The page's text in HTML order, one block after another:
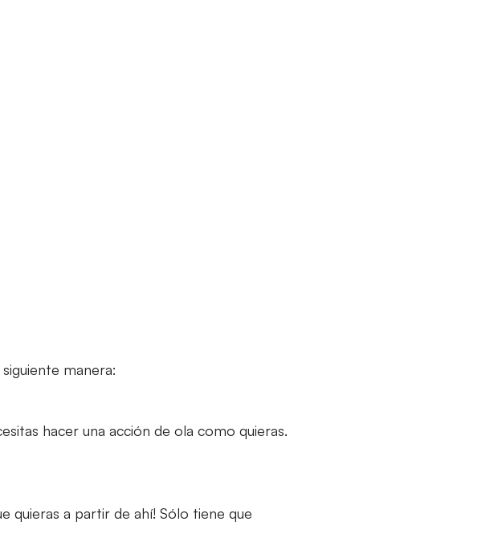
manera:
hacer una acción de ola como quieras.
quieras a partir de ahí! Sólo tiene que